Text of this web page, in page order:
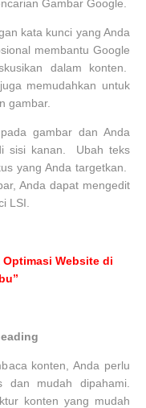
Gambar Google.
kata kunci yang Anda
membantu Google
dalam konten.
memudahkan untuk
gambar.
gambar dan Anda
sisi kanan. Ubah teks
yang Anda targetkan.
Anda dapat mengedit
LSI.
Website di
konten, Anda perlu
dan mudah dipahami.
konten yang mudah